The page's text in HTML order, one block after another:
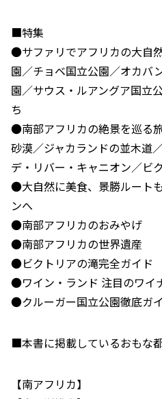
■特集
●サファリでアフリカの大自
園／チョベ国立公園／オカバ
園／サウス・ルアングア国立
ち
●南部アフリカの絶景を巡る
砂漠／ジャカランドの並木道
デ・リバー・キャニオン／ビ
●大自然に美食、景勝ルート
ンへ
●南部アフリカのおみやげ
●南部アフリカの世界遺産
●ビクトリアの滝完全ガイド
●ワイン・ランド 注目のワイ
●クルーガー国立公園徹底ガ
■本書に掲載しているおもな
【南アフリカ】